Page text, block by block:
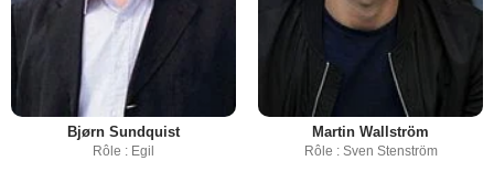
Bjørn Sundquist
Rôle : Egil
Martin Wallström
Rôle : Sven Stenström